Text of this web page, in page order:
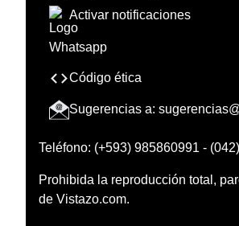
Activar notificaciones
Código ética
Sugerencias a:
Teléfono: (+593) 985860991 -
Prohibida la reproducción total,
de Vistazo.com.